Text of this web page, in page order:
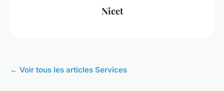
Nicet
← Voir tous les articles Services